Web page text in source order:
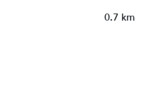
0.7 km